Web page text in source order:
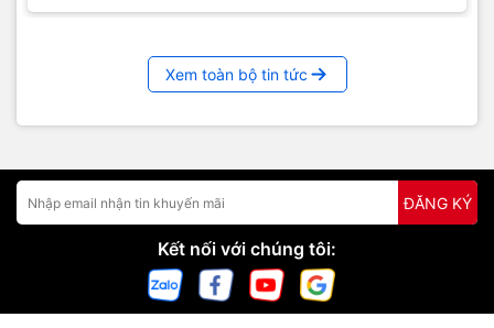
Xem toàn bộ tin tức
ĐĂNG KÝ
Kết nối với chúng tôi: